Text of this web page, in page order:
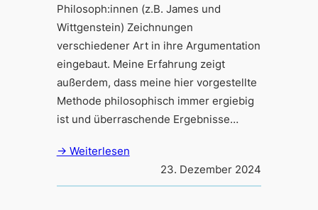
Philosoph:innen (z.B. James und
Wittgenstein) Zeichnungen
verschiedener Art in ihre Argumentation
eingebaut. Meine Erfahrung zeigt
außerdem, dass meine hier vorgestellte
Methode philosophisch immer ergiebig
ist und überraschende Ergebnisse…
→ Weiterlesen
23. Dezember 2024